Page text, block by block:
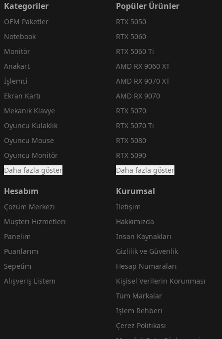
Kategoriler
OEM Paketler
Notebook
Monitör
Anakart
İşlemci
Ekran Kartı
Mekanik Klavye
Oyuncu Kulaklık
Oyuncu Mouse
Oyuncu Monitör
Daha fazla göster
Popüler Ürünler
RTX 5050
RTX 5060
RTX 5060 Ti
AMD RX 9060 XT
AMD RX 9070 XT
AMD RX 9070
RTX 5070
RTX 5070 Ti
RTX 5080
RTX 5090
Daha fazla göster
Hesabım
Çözüm Merkezi
Müşteri Hizmetleri
Panelim
Puanlarım
Sepetim
Alışveriş Listem
Kurumsal
İletişim
Hakkımızda
İnsan Kaynakları
Gizlilik ve Güvenlik
Hesap Numaraları
Kişisel Verilerin Korunması
Tüm Markalar
İşlem Rehberi
Çerez Politikası